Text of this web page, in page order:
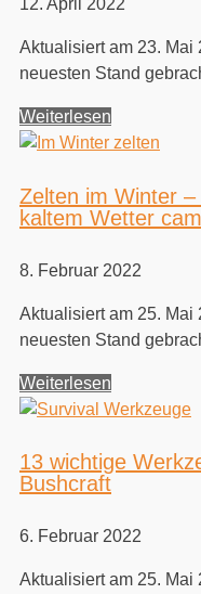
12. April 2022
Aktualisiert am 23. Mai
neuesten Stand
Weiterlesen
Zelten im Winter
kaltem Wetter
8. Februar 2022
Aktualisiert am 25. Mai
neuesten Stand
Weiterlesen
13 wichtige
Bushcraft
6. Februar 2022
Aktualisiert am 25. Mai